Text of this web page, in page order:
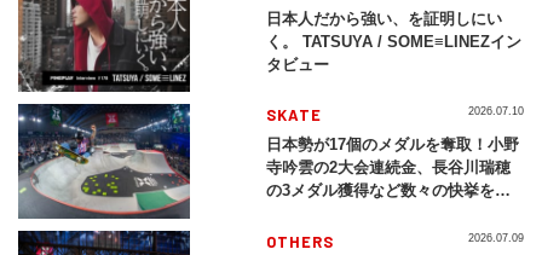
日本人だから強い、を証明しにい
く。 TATSUYA / SOME≡LINEZイン
タビュー
SKATE
日本勢が17個のメダルを奪取！小野
寺吟雲の2大会連続金、長谷川瑞穂
の3メダル獲得など数々の快挙をプ
2026」
2026.07.10
OTHERS 2026.07.09